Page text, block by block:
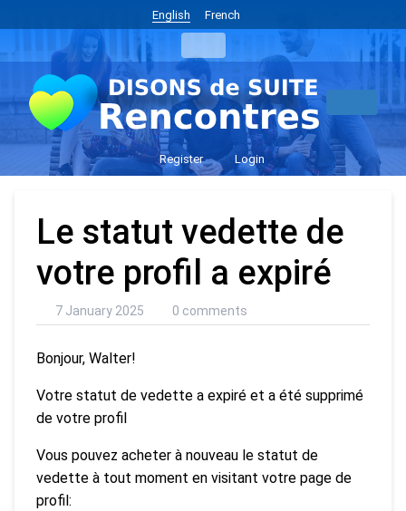
English French
Register Login
Le statut vedette de
votre profil a expiré
7 January 2025 0 comments
Bonjour, Walter!
Votre statut de vedette a expiré et a été supprimé
de votre profil
Vous pouvez acheter à nouveau le statut de
vedette à tout moment en visitant votre page de
profil: